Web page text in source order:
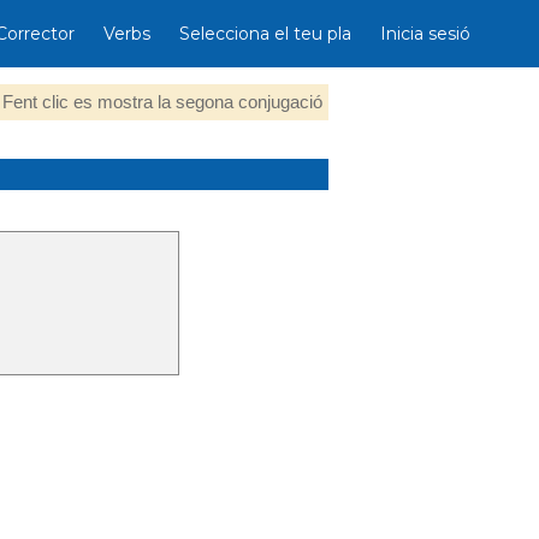
Verbs Selecciona el teu pla Inicia sesió
Fent clic es mostra la segona conjugació